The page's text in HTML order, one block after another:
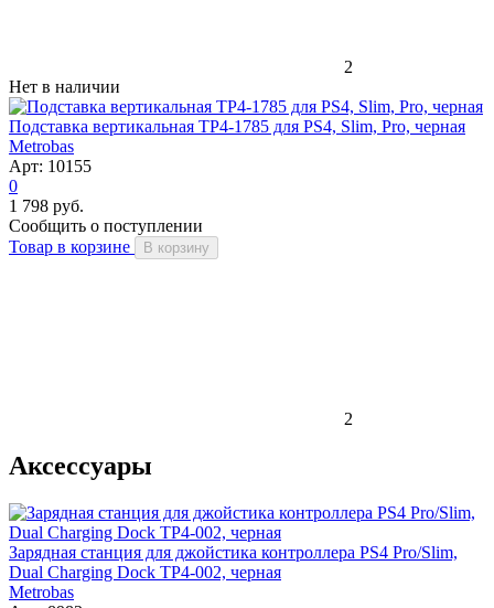
2
Нет в наличии
Подставка вертикальная TP4-1785 для PS4, Slim, Pro, черная
Metrobas
Арт: 10155
0
1 798 руб.
Сообщить о поступлении
Товар в корзине
В корзину
2
Аксессуары
Зарядная станция для джойстика контроллера PS4 Pro/Slim,
Dual Charging Dock TP4-002, черная
Metrobas